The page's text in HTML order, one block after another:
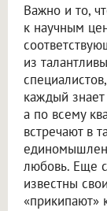
Важно и то,
к научным
из
каждый
а по всему
встречают в
любовь. Еще
известны
«прикипают»